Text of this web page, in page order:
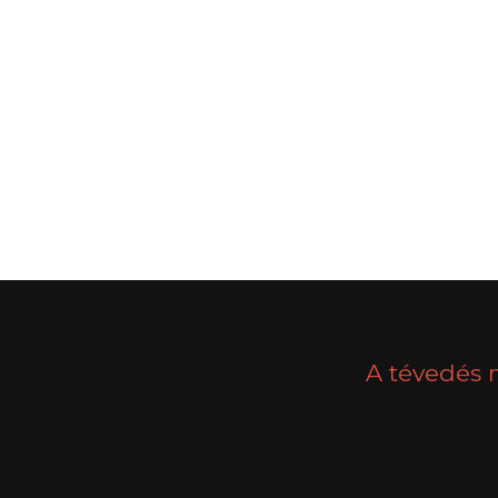
A tévedés